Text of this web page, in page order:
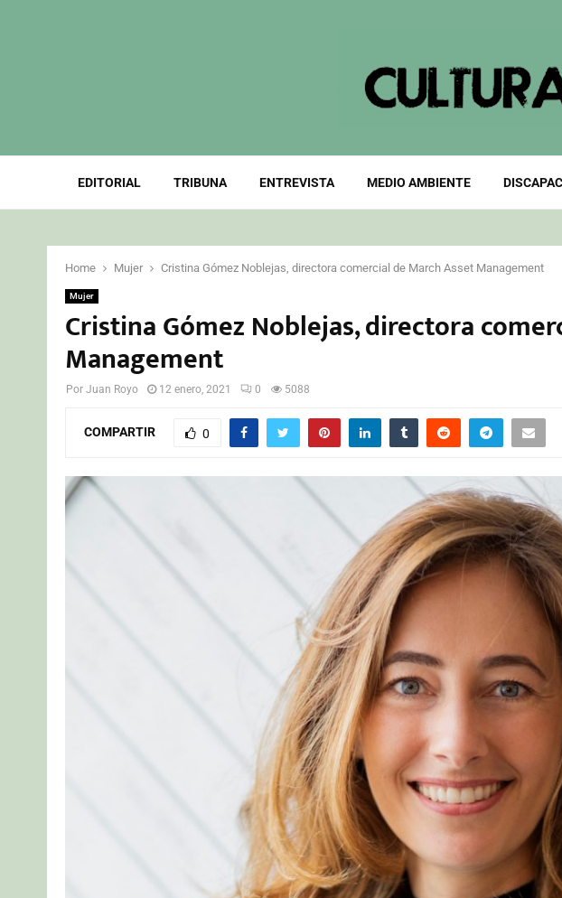
EDITORIAL TRIBUNA ENTREVISTA MEDIO AMBIENTE
Home Mujer Cristina Gómez Noblejas, directora comercial de March Asset Management
Mujer
Cristina Gómez Noblejas, directora
Management
Por Juan Royo 12 enero, 2021 0 5088
COMPARTIR 0